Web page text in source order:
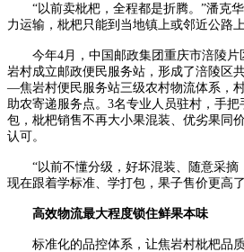
“以前卖枇杷，全程都是折腾。”潘克华
力运输，枇杷只能到当地镇上或邻近公路
今年4月，中国邮政集团重庆市涪陵片
岩村成立邮政便民服务站，形成了涪陵区
—焦岩村便民服务站三级农村物流体系，
助农寄递服务点。3名专业人员驻村，手
包，枇杷销售不再大小果混装、优劣果同
认可。
“以前不懂分级，好坏混装、随意采摘
现在跟着学标准、学打包，果子售价更高
高效物流最大程度锁住鲜果本味
标准化的品控体系，让焦岩村枇杷品质